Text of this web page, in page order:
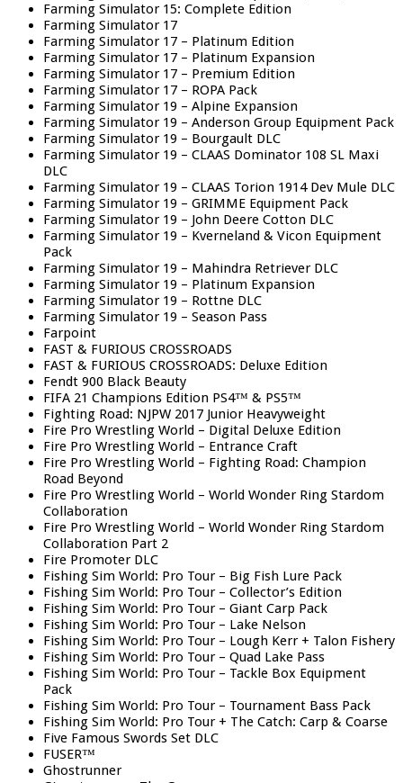
Farming Simulator 15: Complete Edition
Farming Simulator 17
Farming Simulator 17 – Platinum Edition
Farming Simulator 17 – Platinum Expansion
Farming Simulator 17 – Premium Edition
Farming Simulator 17 – ROPA Pack
Farming Simulator 19 – Alpine Expansion
Farming Simulator 19 – Anderson Group Equipment Pack
Farming Simulator 19 – Bourgault DLC
Farming Simulator 19 – CLAAS Dominator 108 SL Maxi
DLC
Farming Simulator 19 – CLAAS Torion 1914 Dev Mule DLC
Farming Simulator 19 – GRIMME Equipment Pack
Farming Simulator 19 – John Deere Cotton DLC
Farming Simulator 19 – Kverneland & Vicon Equipment
Pack
Farming Simulator 19 – Mahindra Retriever DLC
Farming Simulator 19 – Platinum Expansion
Farming Simulator 19 – Rottne DLC
Farming Simulator 19 – Season Pass
Farpoint
FAST & FURIOUS CROSSROADS
FAST & FURIOUS CROSSROADS: Deluxe Edition
Fendt 900 Black Beauty
FIFA 21 Champions Edition PS4™ & PS5™
Fighting Road: NJPW 2017 Junior Heavyweight
Fire Pro Wrestling World – Digital Deluxe Edition
Fire Pro Wrestling World – Entrance Craft
Fire Pro Wrestling World – Fighting Road: Champion
Road Beyond
Fire Pro Wrestling World – World Wonder Ring Stardom
Collaboration
Fire Pro Wrestling World – World Wonder Ring Stardom
Collaboration Part 2
Fire Promoter DLC
Fishing Sim World: Pro Tour – Big Fish Lure Pack
Fishing Sim World: Pro Tour – Collector’s Edition
Fishing Sim World: Pro Tour – Giant Carp Pack
Fishing Sim World: Pro Tour – Lake Nelson
Fishing Sim World: Pro Tour – Lough Kerr + Talon Fishery
Fishing Sim World: Pro Tour – Quad Lake Pass
Fishing Sim World: Pro Tour – Tackle Box Equipment
Pack
Fishing Sim World: Pro Tour – Tournament Bass Pack
Fishing Sim World: Pro Tour + The Catch: Carp & Coarse
Five Famous Swords Set DLC
FUSER™
Ghostrunner